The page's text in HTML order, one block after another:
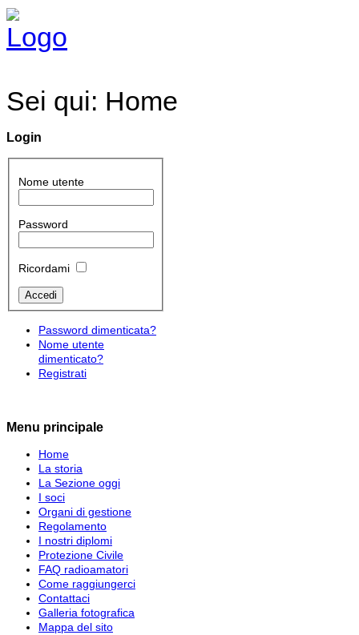
Sei qui: Home
Login
Nome utente
Password
Ricordami
Password dimenticata?
Nome utente
dimenticato?
Registrati
Menu principale
Home
La storia
La Sezione oggi
I soci
Organi di gestione
Regolamento
I nostri diplomi
Protezione Civile
FAQ radioamatori
Come raggiungerci
Contattaci
Galleria fotografica
Mappa del sito